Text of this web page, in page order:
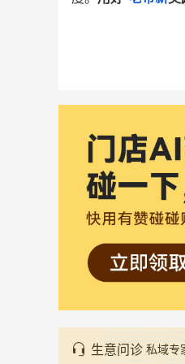
生意问诊 私域专